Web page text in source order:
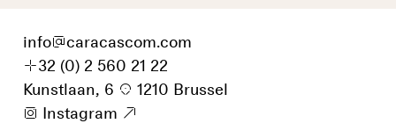
info@caracascom.com
+32 (0) 2 560 21 22
Kunstlaan, 6 p 1210 Brussel
i
Instagram 9